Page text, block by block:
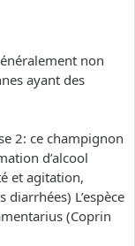
non
ayant des
2: ce champignon
d’alcool
et agitation,
L’espèce
(Coprin